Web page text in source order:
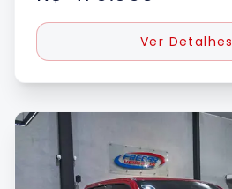
Ver Detalhes